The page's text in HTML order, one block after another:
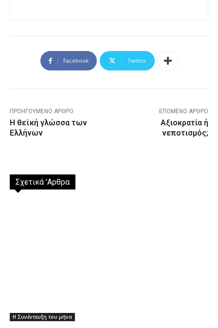
Facebook Twitter
ΠΡΟΗΓΟΎΜΕΝΟ ΆΡΘΡΟ
Η θεϊκή γλώσσα των
Ελλήνων
ΕΠΌΜΕΝΟ ΆΡΘΡΟ
Αξιοκρατία ή
νεποτισμός;
Σχετικά 'Αρθρα
Η Συνέντευξη του μήνα